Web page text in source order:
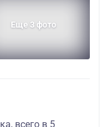
Еще 3 фото
всего в 5